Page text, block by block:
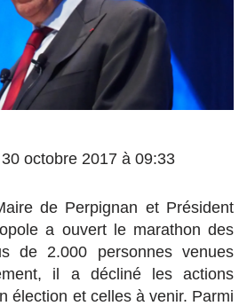
octobre 2017 à 09:33
de Perpignan et Président
a ouvert le marathon des
de 2.000 personnes venues
il a décliné les actions
élection et celles à venir. Parmi